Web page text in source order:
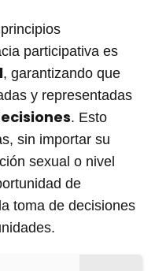
participativa es
, garantizando que
y representadas
. Esto
sin importar su
sexual o nivel
de
toma de decisiones